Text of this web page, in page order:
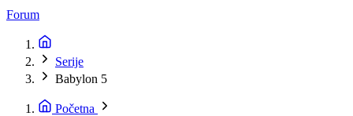
Forum
Serije
Babylon 5
Početna